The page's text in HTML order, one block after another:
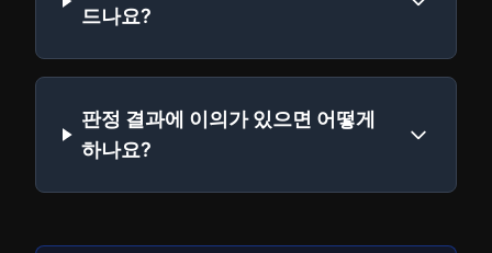
드나요?
판정 결과에 이의가 있으면 어떻게
하나요?